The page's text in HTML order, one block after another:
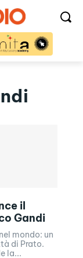
il
Gandi
mondo: un
di Prato.
la...